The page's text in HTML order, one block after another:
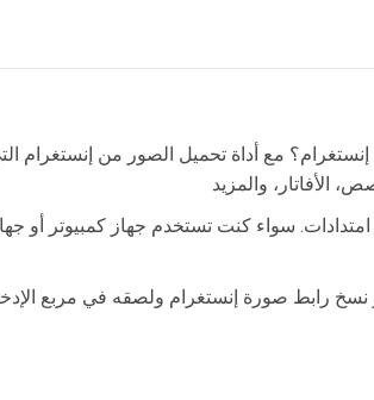
امتدادات. سواء كنت تستخدم جهاز كمبيوتر أو